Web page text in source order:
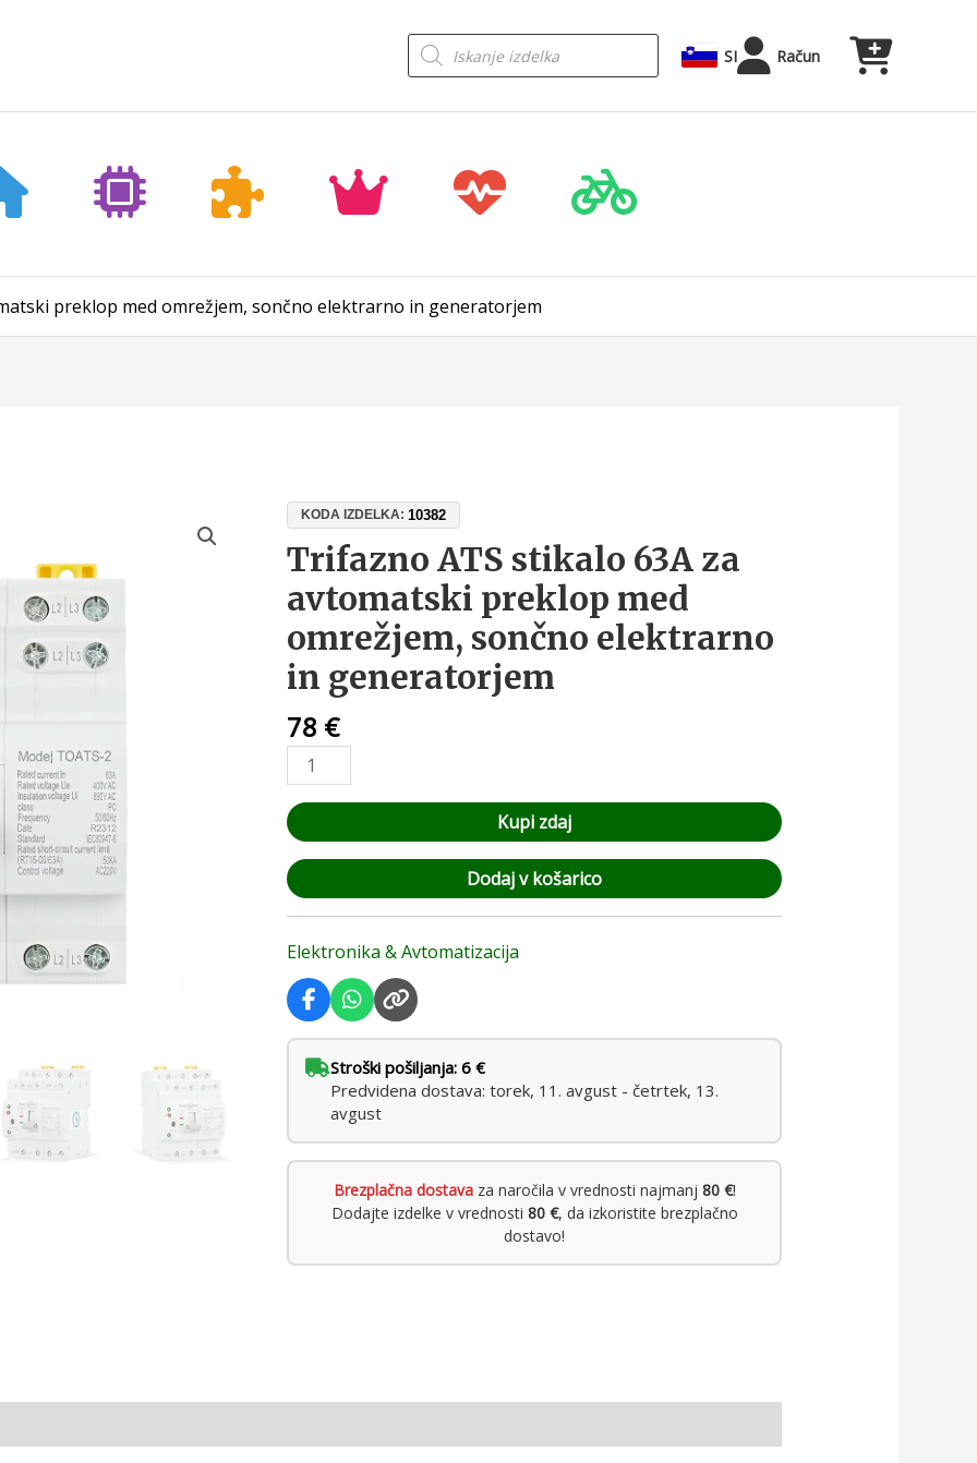
Products
search SI Račun
preklop med omrežjem, sončno elektrarno in generatorjem
KODA IZDELKA:10382
Trifazno ATS stikalo 63A za
avtomatski preklop med
omrežjem, sončno elektrarno
in generatorjem
78 €
Trifazno
stikalo
63A
avtomatski
preklop
omrežjem,
sončno
elektrarno
in
generatorjem
količina
Kupi zdaj
Dodaj v košarico
Elektronika & Avtomatizacija
Stroški pošiljanja: 6 €
Predvidena dostava: torek, 11. avgust - četrtek, 13.
avgust
Brezplačna dostavaza naročila v vrednosti najmanj 80 €!
Dodajte izdelke v vrednosti 80 €, da izkoristite brezplačno
dostavo!